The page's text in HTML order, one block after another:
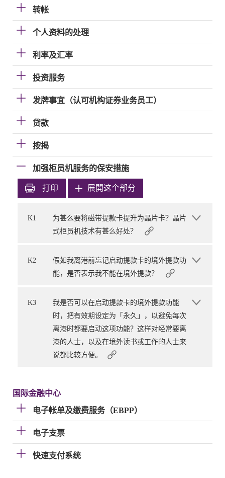
转帐
个人资料的处理
利率及汇率
投资服务
发牌事宜（认可机构证券业务员工）
贷款
按揭
加强柜员机服务的保安措施
打印 展開这个部分
K1
为甚么要将磁带提款卡提升为晶片卡？晶片
式柜员机技术有甚么好处？
K2
假如我离港前忘记启动提款卡的境外提款功
能，是否表示我不能在境外提款？
K3
我是否可以在启动提款卡的境外提款功能
时，把有效期设定为「永久」，以避免每次
离港时都要启动这项功能？这样对经常要离
港的人士，以及在境外读书或工作的人士来
说都比较方便。
国际金融中心
电子帐单及缴费服务（EBPP）
电子支票
快速支付系统